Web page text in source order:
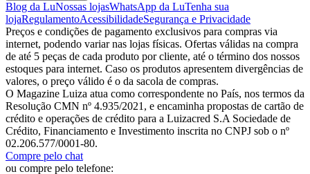
Blog da LuNossas lojasWhatsApp da LuTenha sua
lojaRegulamentoAcessibilidadeSegurança e Privacidade
Preços e condições de pagamento exclusivos para compras via
internet, podendo variar nas lojas físicas. Ofertas válidas na compra
de até 5 peças de cada produto por cliente, até o término dos nossos
estoques para internet. Caso os produtos apresentem divergências de
valores, o preço válido é o da sacola de compras.
O Magazine Luiza atua como correspondente no País, nos termos da
Resolução CMN nº 4.935/2021, e encaminha propostas de cartão de
crédito e operações de crédito para a Luizacred S.A Sociedade de
Crédito, Financiamento e Investimento inscrita no CNPJ sob o nº
02.206.577/0001-80.
Compre pelo chat
ou compre pelo telefone: